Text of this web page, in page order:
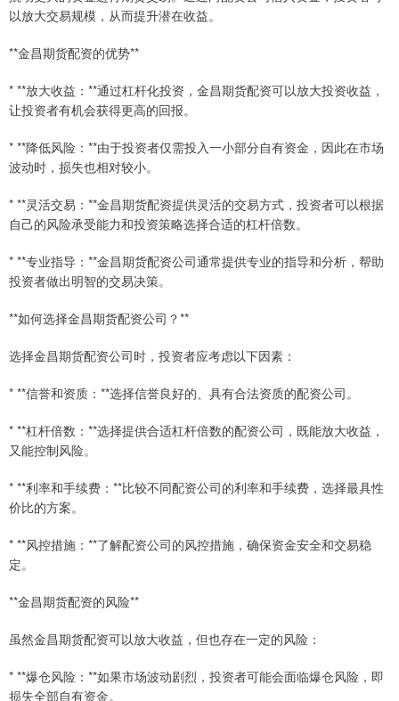
以放大交易规模，从而提升潜在收益。
**金昌期货配资的优势**
* **放大收益：**通过杠杆化投资，金昌期货配资可以放大投资收益，
让投资者有机会获得更高的回报。
* **降低风险：**由于投资者仅需投入一小部分自有资金，因此在市场
波动时，损失也相对较小。
* **灵活交易：**金昌期货配资提供灵活的交易方式，投资者可以根据
自己的风险承受能力和投资策略选择合适的杠杆倍数。
* **专业指导：**金昌期货配资公司通常提供专业的指导和分析，帮助
投资者做出明智的交易决策。
**如何选择金昌期货配资公司？**
选择金昌期货配资公司时，投资者应考虑以下因素：
* **信誉和资质：**选择信誉良好的、具有合法资质的配资公司。
* **杠杆倍数：**选择提供合适杠杆倍数的配资公司，既能放大收益，
又能控制风险。
* **利率和手续费：**比较不同配资公司的利率和手续费，选择最具性
价比的方案。
* **风控措施：**了解配资公司的风控措施，确保资金安全和交易稳
定。
**金昌期货配资的风险**
虽然金昌期货配资可以放大收益，但也存在一定的风险：
* **爆仓风险：**如果市场波动剧烈，投资者可能会面临爆仓风险，即
损失全部自有资金。